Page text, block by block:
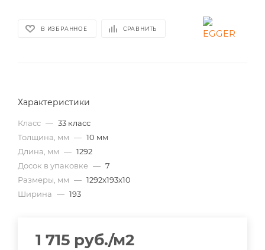
В ИЗБРАННОЕ СРАВНИТЬ
Характеристики
Класс — 33 класс
Толщина, мм — 10 мм
Длина, мм — 1292
Досок в упаковке — 7
Размеры, мм — 1292x193x10
Ширина — 193
1 715 руб./м2